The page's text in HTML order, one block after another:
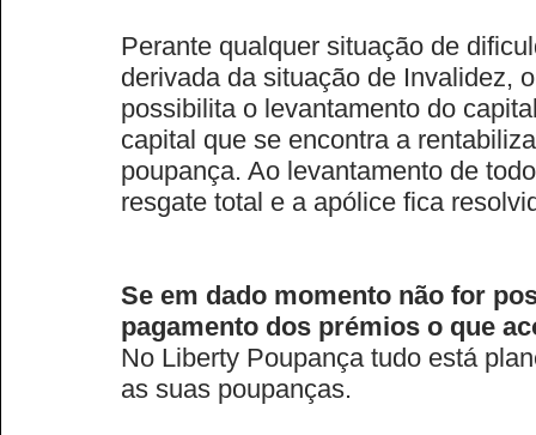
Perante qualquer situação de
derivada da situação de Invalidez,
possibilita o levantamento do
capital que se encontra a
poupança. Ao levantamento de
resgate total e a apólice fica
Se em dado momento não for
pagamento dos prémios o que
No Liberty Poupança tudo está
as suas poupanças.